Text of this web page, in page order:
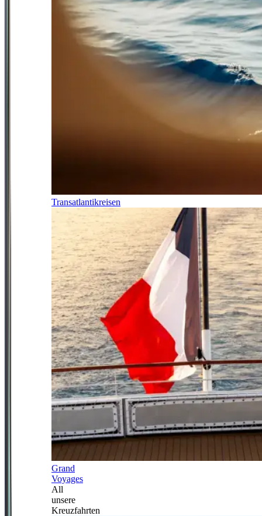
Transatlantikreisen
Grand
Voyages
All
unsere
Kreuzfahrten